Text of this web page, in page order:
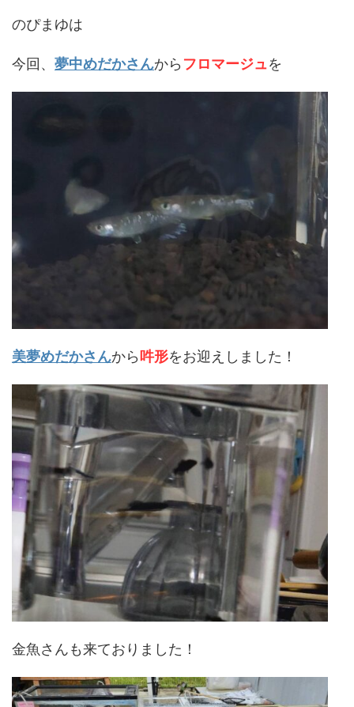
のぴまゆは
今回、 夢中めだかさんから フロマージュを
美夢めだかさんから吽形をお迎えしました！
金魚さんも来ておりました！